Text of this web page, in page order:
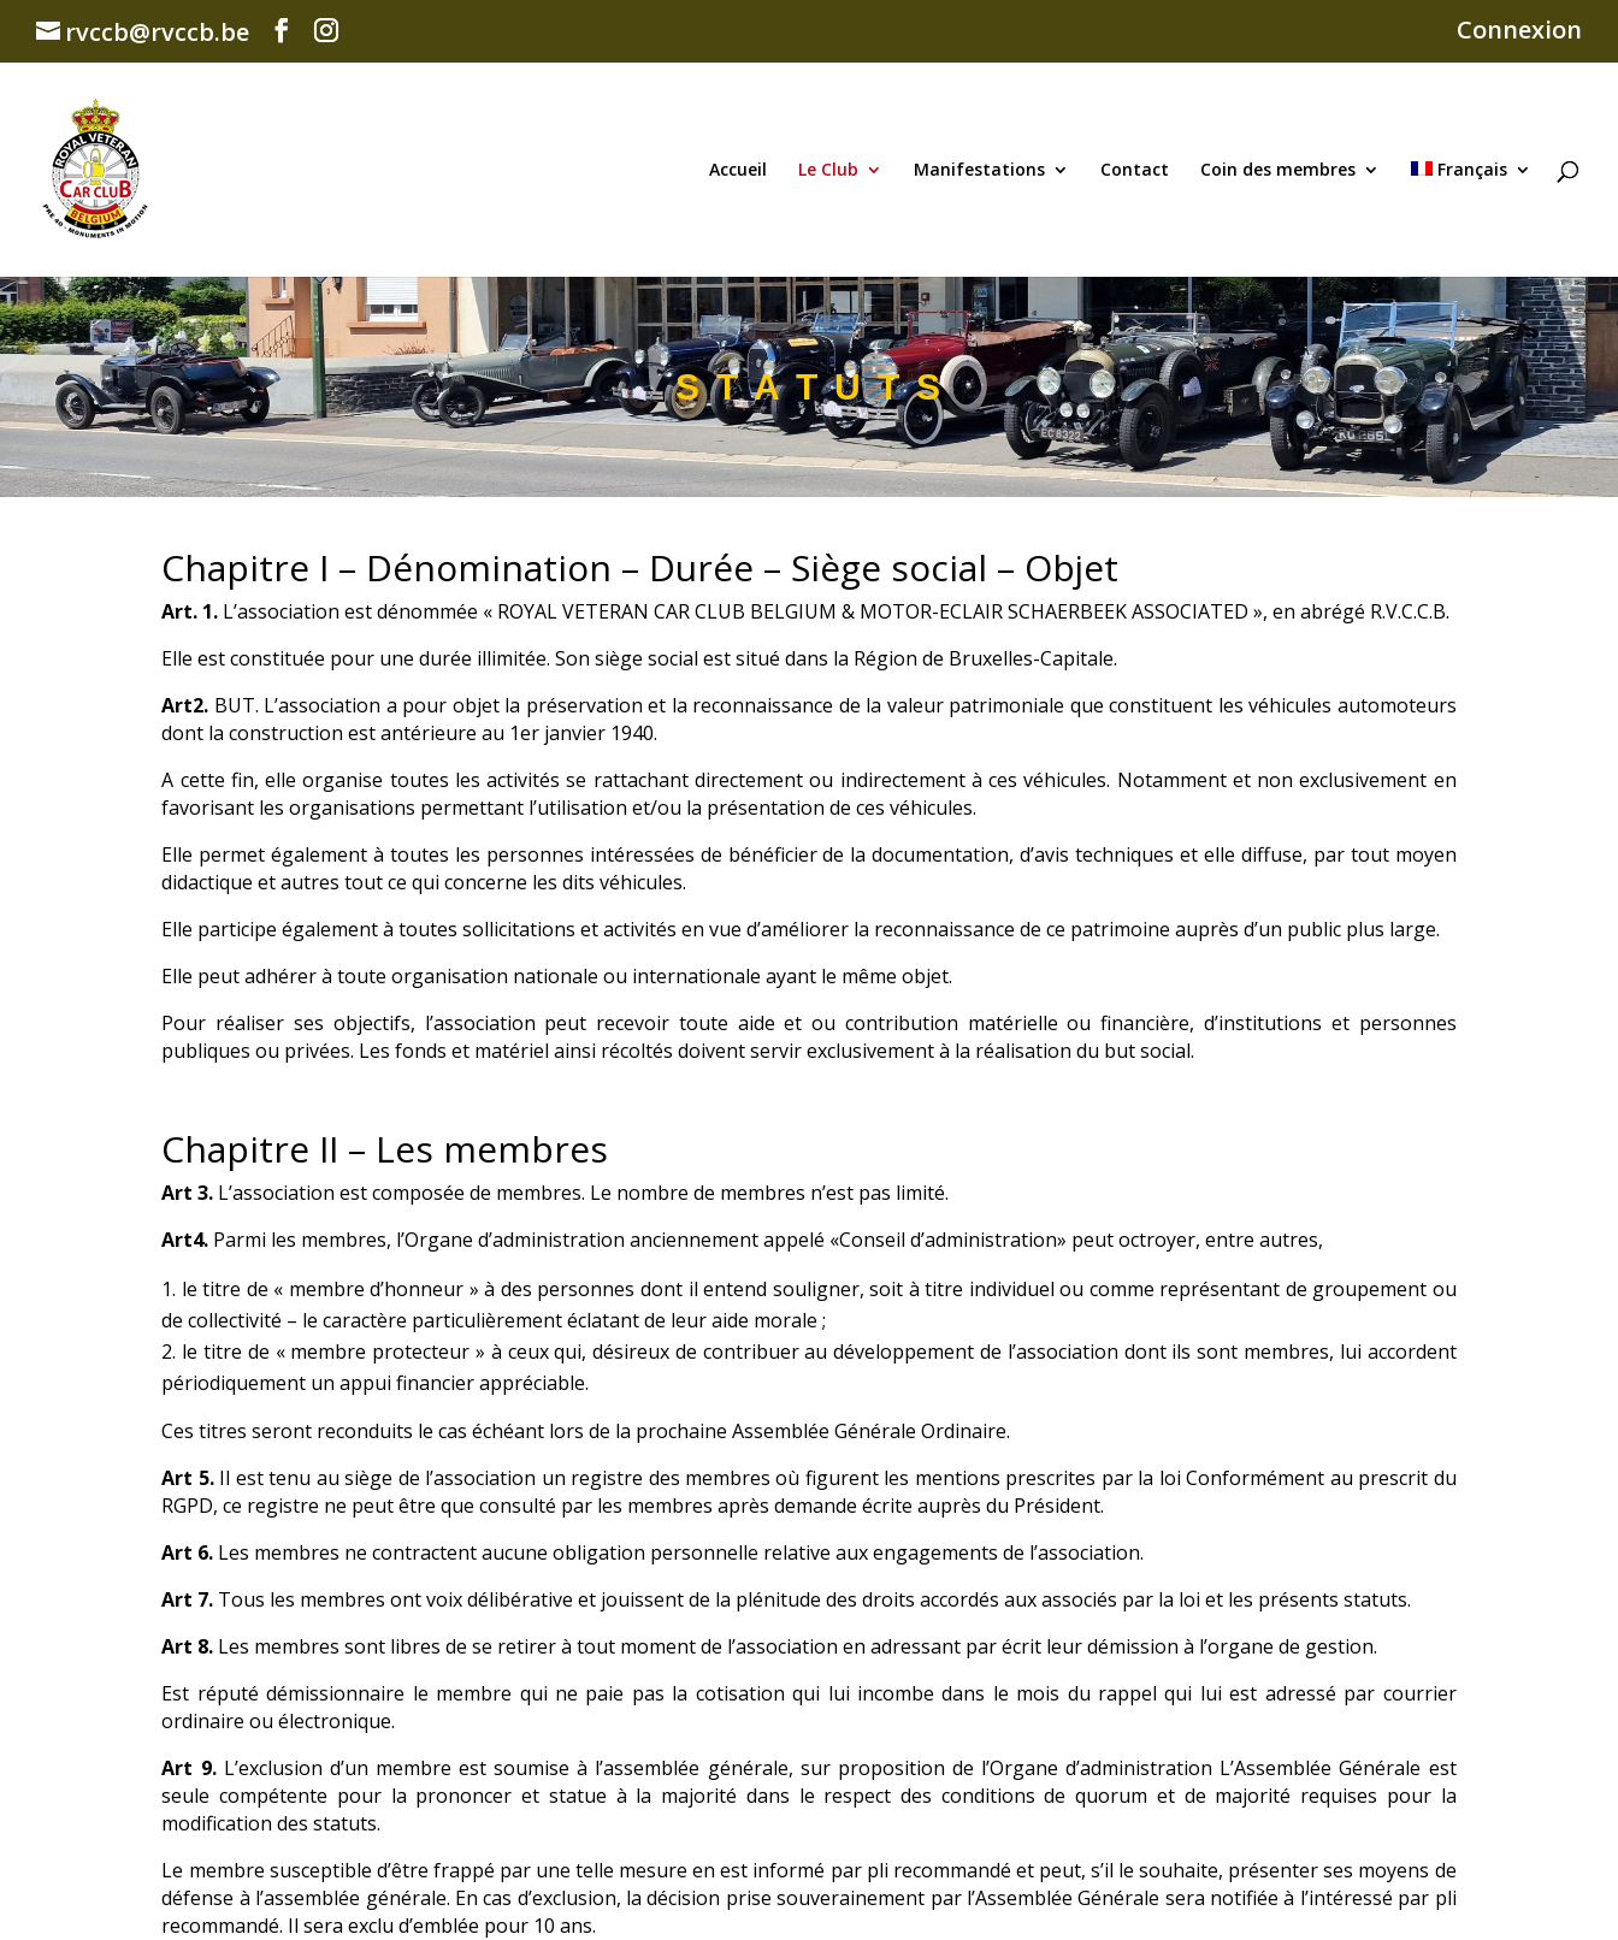
rvccb@rvccb.be Connexion
Accueil Le Club Manifestations Contact Coin des membres Français
S T A T U T S
Chapitre I – Dénomination – Durée – Siège social – Objet
Art. 1. L’association est dénommée « ROYAL VETERAN CAR CLUB BELGIUM & MOTOR-ECLAIR SCHAERBEEK ASSOCIATED », en abrégé R.V.C.C.B.
Elle est constituée pour une durée illimitée. Son siège social est situé dans la Région de Bruxelles-Capitale.
Art2. BUT. L’association a pour objet la préservation et la reconnaissance de la valeur patrimoniale que constituent les véhicules automoteurs
dont la construction est antérieure au 1er janvier 1940.
A cette fin, elle organise toutes les activités se rattachant directement ou indirectement à ces véhicules. Notamment et non exclusivement en
favorisant les organisations permettant l’utilisation et/ou la présentation de ces véhicules.
Elle permet également à toutes les personnes intéressées de bénéficier de la documentation, d’avis techniques et elle diffuse, par tout moyen
didactique et autres tout ce qui concerne les dits véhicules.
Elle participe également à toutes sollicitations et activités en vue d’améliorer la reconnaissance de ce patrimoine auprès d’un public plus large.
Elle peut adhérer à toute organisation nationale ou internationale ayant le même objet.
Pour réaliser ses objectifs, l’association peut recevoir toute aide et ou contribution matérielle ou financière, d’institutions et personnes
publiques ou privées. Les fonds et matériel ainsi récoltés doivent servir exclusivement à la réalisation du but social.
Chapitre II – Les membres
Art 3. L’association est composée de membres. Le nombre de membres n’est pas limité.
Art4. Parmi les membres, l’Organe d’administration anciennement appelé «Conseil d’administration» peut octroyer, entre autres,
le titre de « membre d’honneur » à des personnes dont il entend souligner, soit à titre individuel ou comme représentant de groupement ou
de collectivité – le caractère particulièrement éclatant de leur aide morale ;
le titre de « membre protecteur » à ceux qui, désireux de contribuer au développement de l’association dont ils sont membres, lui accordent
périodiquement un appui financier appréciable.
Ces titres seront reconduits le cas échéant lors de la prochaine Assemblée Générale Ordinaire.
Art 5.Il est tenu au siège de l’association un registre des membres où figurent les mentions prescrites par la loi Conformément au prescrit du
RGPD, ce registre ne peut être que consulté par les membres après demande écrite auprès du Président.
Art 6. Les membres ne contractent aucune obligation personnelle relative aux engagements de l’association.
Art 7. Tous les membres ont voix délibérative et jouissent de la plénitude des droits accordés aux associés par la loi et les présents statuts.
Art 8. Les membres sont libres de se retirer à tout moment de l’association en adressant par écrit leur démission à l’organe de gestion.
Est réputé démissionnaire le membre qui ne paie pas la cotisation qui lui incombe dans le mois du rappel qui lui est adressé par courrier
ordinaire ou électronique.
Art 9.L’exclusion d’un membre est soumise à l’assemblée générale, sur proposition de l’Organe d’administration L’Assemblée Générale est
seule compétente pour la prononcer et statue à la majorité dans le respect des conditions de quorum et de majorité requises pour la
modification des statuts.
Le membre susceptible d’être frappé par une telle mesure en est informé par pli recommandé et peut, s’il le souhaite, présenter ses moyens de
défense à l’assemblée générale. En cas d’exclusion, la décision prise souverainement par l’Assemblée Générale sera notifiée à l’intéressé par pli
recommandé. Il sera exclu d’emblée pour 10 ans.